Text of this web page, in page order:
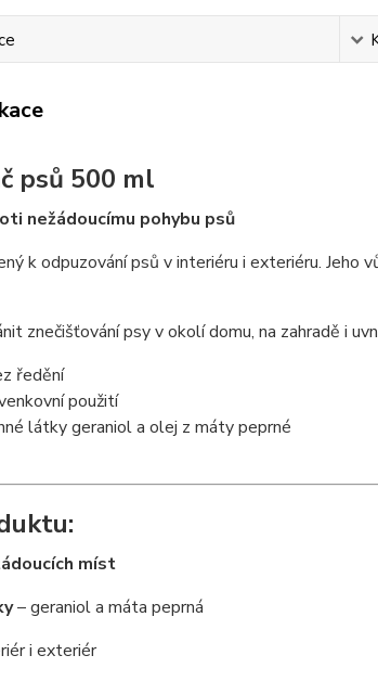
psů 500 ml
nežádoucímu pohybu psů
k odpuzování psů v interiéru i exteriéru. Jeho
znečišťování psy v okolí domu, na zahradě i
ředění
použití
látky geraniol a olej z máty peprné
míst
– geraniol a máta peprná
i exteriér